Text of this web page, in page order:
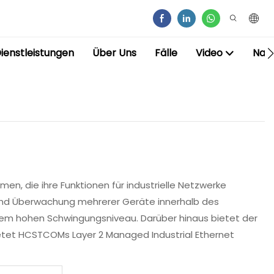
Über Uns Fälle Video
die ihre Funktionen für industrielle Netzwerke
Überwachung mehrerer Geräte innerhalb des
hohen Schwingungsniveau. Darüber hinaus bietet der
HCSTCOMs Layer 2 Managed Industrial Ethernet